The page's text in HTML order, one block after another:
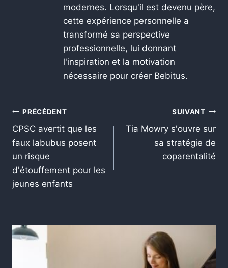
modernes. Lorsqu'il est devenu père,
cette expérience personnelle a
transformé sa perspective
professionnelle, lui donnant
l'inspiration et la motivation
nécessaire pour créer Bebitus.
PRÉCÉDENT
CPSC avertit que les
faux labubus posent
un risque
d'étouffement pour les
jeunes enfants
SUIVANT
Tia Mowry s'ouvre sur
sa stratégie de
coparentalité